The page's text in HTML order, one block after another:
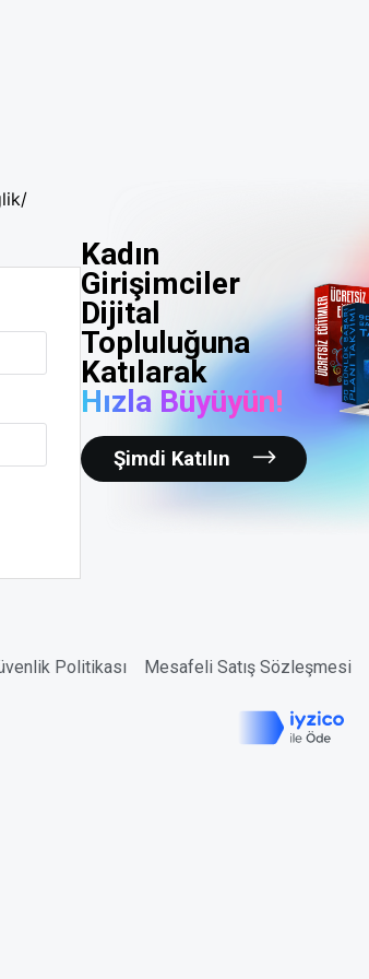
Kadın
Girişimciler
Dijital
Topluluğuna
Katılarak
Hızla Büyüyün!
Şimdi Katılın
Politikası Mesafeli Satış Sözleşmesi